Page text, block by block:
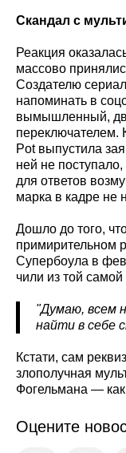
Скандал с
Реакция
массово
Создателю
напоминать в
вымышленный,
переключателем.
Pot выпустила
ней не
для ответов
марка в кадре не
Дошло до того,
примирительном
Супербоула в
чили из той самой
"Думаю, всем
найти в себе
Кстати, сам
злополучная
Фогельмана —
Оцените